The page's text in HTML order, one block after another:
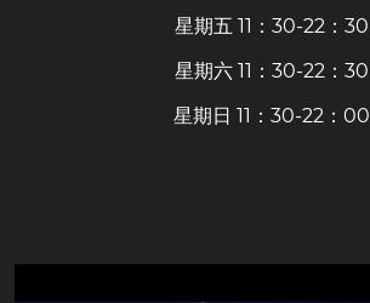
星期五 11：30-22：30
星期六 11：30-22：30
星期日 11：30-22：00